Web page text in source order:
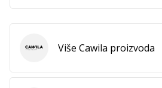
kao
CawilaViše Cawila proizvoda